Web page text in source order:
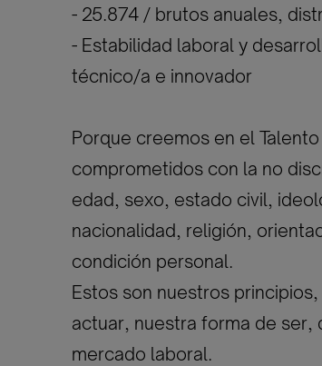
- 25.874 / brutos anuales,
- Estabilidad laboral y
técnico/a e innovador
Porque creemos en el
comprometidos con la no
edad, sexo, estado civil,
nacionalidad, religión,
condición personal.
Estos son nuestros
actuar, nuestra forma de ser,
mercado laboral.